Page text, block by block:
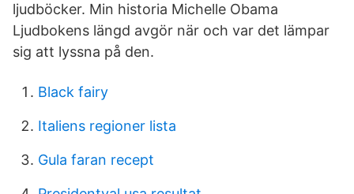
ljudböcker. Min historia Michelle Obama
Ljudbokens längd avgör när och var det lämpar
sig att lyssna på den.
Black fairy
Italiens regioner lista
Gula faran recept